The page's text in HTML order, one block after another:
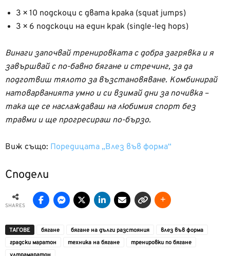
3 × 10 подскоци с двата крака (squat jumps)
3 × 6 подскоци на един крак (single-leg hops)
Винаги започвай тренировката с добра загрявка и я
завършвай с по-бавно бягане и стречинг, за да
подготвиш тялото за възстановяване. Комбинирай
натоварванията умно и си взимай дни за почивка –
така ще се наслаждаваш на любимия спорт без
травми и ще прогресираш по-бързо.
Виж също: Поредицата „Влез във форма“
Сподели
SHARES
ТАГОВЕ бягане бягане на дълги разстояния
влез във форма
градски маратон
техника на бягане
тренировки по бягане